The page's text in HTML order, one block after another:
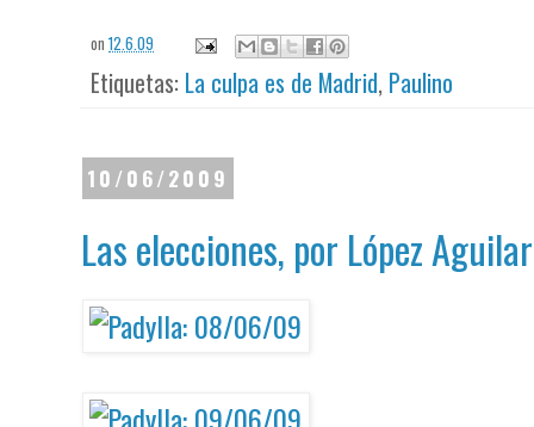
on12.6.09
Etiquetas: La culpa es de Madrid, Paulino
10/06/2009
Las elecciones, por López